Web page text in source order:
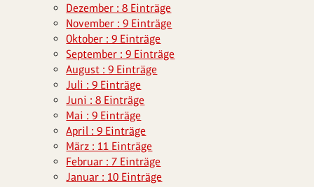
Dezember : 8 Einträge
November : 9 Einträge
Oktober : 9 Einträge
September : 9 Einträge
August : 9 Einträge
Juli : 9 Einträge
Juni : 8 Einträge
Mai : 9 Einträge
April : 9 Einträge
März : 11 Einträge
Februar : 7 Einträge
Januar : 10 Einträge